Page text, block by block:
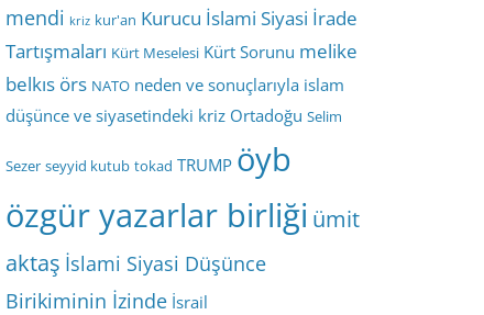
mendi kriz kur'an Kurucu İslami Siyasi İrade
Tartışmaları Kürt Meselesi Kürt Sorunu melike
belkıs örs NATO neden ve sonuçlarıyla islam
düşünce ve siyasetindeki kriz Ortadoğu Selim
Sezer seyyid kutub tokad TRUMP öyb
özgür yazarlar birliği ümit
aktaş İslami Siyasi Düşünce
Birikiminin İzinde İsrail